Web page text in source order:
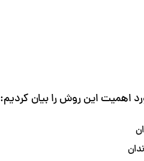
اهمیت این روش را بیان کردیم: